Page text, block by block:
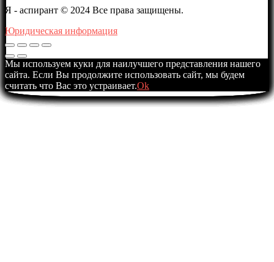
Я - аспирант © 2024 Все права защищены.
Юридическая информация
Мы используем куки для наилучшего представления нашего
сайта. Если Вы продолжите использовать сайт, мы будем
считать что Вас это устраивает.Ok